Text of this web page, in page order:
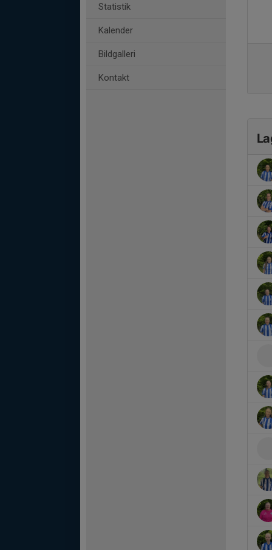
Statistik
Kalender
Bildgalleri
Kontakt